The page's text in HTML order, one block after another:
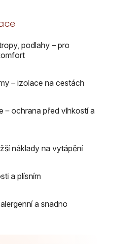
podlahy – pro
– izolace na cestách
– ochrana před vlhkostí a
náklady na vytápění
a plísním
a snadno